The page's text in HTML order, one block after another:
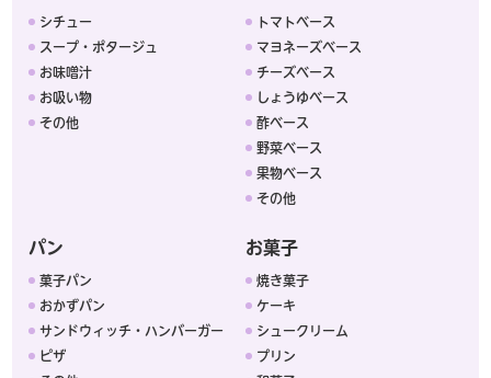
シチュー
スープ・ポタージュ
お味噌汁
お吸い物
その他
トマトベース
マヨネーズベース
チーズベース
しょうゆベース
酢ベース
野菜ベース
果物ベース
その他
パン
菓子パン
おかずパン
サンドウィッチ・ハンバーガー
ピザ
お菓子
焼き菓子
ケーキ
シュークリーム
プリン